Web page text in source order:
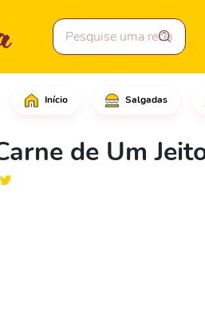
Início Salgadas
de Um
11